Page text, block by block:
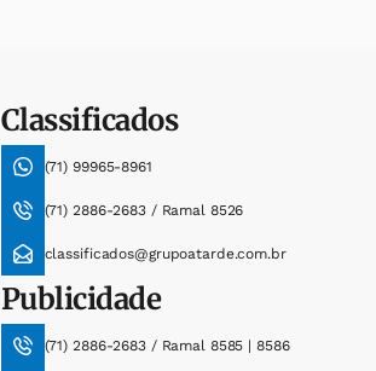
Classificados
(71) 99965-8961
(71) 2886-2683 / Ramal 8526
classificados@grupoatarde.com.br
Publicidade
(71) 2886-2683 / Ramal 8585 | 8586